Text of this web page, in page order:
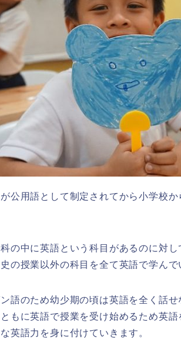
公用語として制定されてから小学校
の中に英語という科目があるのに対
の授業以外の科目を全て英語で学んで
語のため幼少期の頃は英語を全く話
もに英語で授業を受け始めるため英
英語力を身に付けていきます。